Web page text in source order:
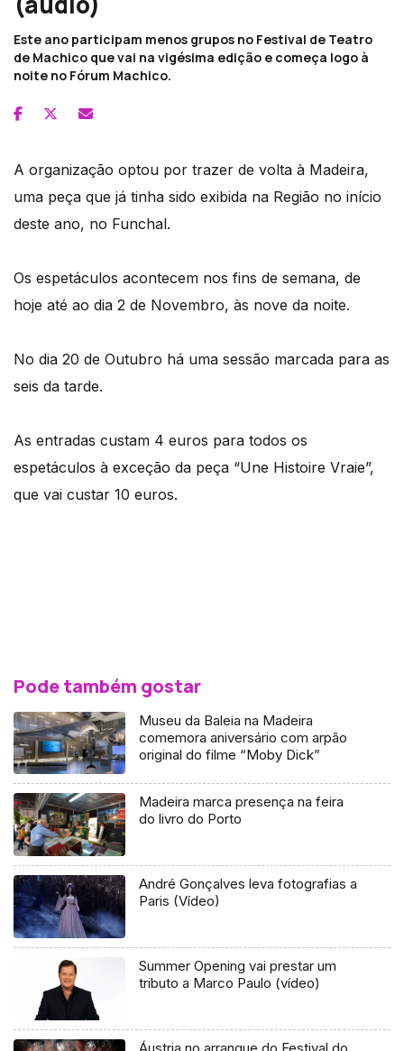
Este ano participam menos grupos no Festival de Teatro
de Machico que vai na vigésima edição e começa logo à
noite no Fórum Machico.
A organização optou por trazer de volta à Madeira,
uma peça que já tinha sido exibida na Região no início
deste ano, no Funchal.
Os espetáculos acontecem nos fins de semana, de
hoje até ao dia 2 de Novembro, às nove da noite.
No dia 20 de Outubro há uma sessão marcada para as
seis da tarde.
As entradas custam 4 euros para todos os
espetáculos à exceção da peça “Une Histoire Vraie”,
que vai custar 10 euros.
Pode também gostar
Museu da Baleia na Madeira
comemora aniversário com arpão
original do filme “Moby Dick”
Madeira marca presença na feira
do livro do Porto
André Gonçalves leva fotografias a
Paris (Vídeo)
Summer Opening vai prestar um
tributo a Marco Paulo (vídeo)